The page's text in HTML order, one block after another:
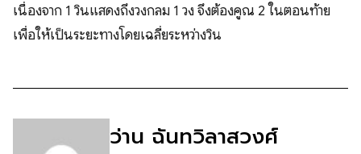
เนื่องจาก 1 วินแสดงถึงวงกลม 1 วง จึงต้องคูณ 2 ในตอนท้าย
เพื่อให้เป็นระยะทางโดยเฉลี่ยระหว่างวิน
ว่าน ฉันทวิลาสวงศ์